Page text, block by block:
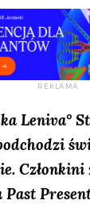
Leniva°
Członkini